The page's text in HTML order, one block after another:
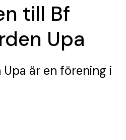
till Bf
Upa
är en förening i